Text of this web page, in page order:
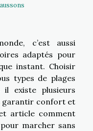
c’est aussi
adaptés pour
instant. Choisir
types de plages
il existe plusieurs
garantir confort et
article comment
marcher sans